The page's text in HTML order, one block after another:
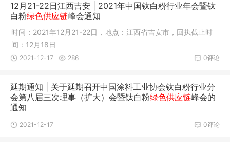
12月21-22日江西吉安 | 2021年中国钛白粉行业年会暨钛
白粉绿色供应链峰会通知
时间：2021年12月21-22日，地点：江西省吉安市，回执截止时
间：12月18日
0评论
2021-12-17 286
延期通知 | 关于延期召开中国涂料工业协会钛白粉行业分
会第八届三次理事（扩大）会暨钛白粉绿色供应链峰会的
通知
0评论
2021-12-17